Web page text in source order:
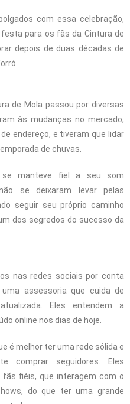
com essa celebração,
para os fãs da Cintura de
depois de duas décadas de
de Mola passou por diversas
às mudanças no mercado,
endereço, e tiveram que lidar
de chuvas.
se manteve fiel a seu som
se deixaram levar pelas
seguir seu próprio caminho
dos segredos do sucesso da
nas redes sociais por conta
assessoria que cuida de
Eles entendem a
online nos dias de hoje.
é melhor ter uma rede sólida e
comprar seguidores. Eles
fiéis, que interagem com o
do que ter uma grande